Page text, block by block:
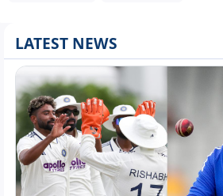
LATEST NEWS